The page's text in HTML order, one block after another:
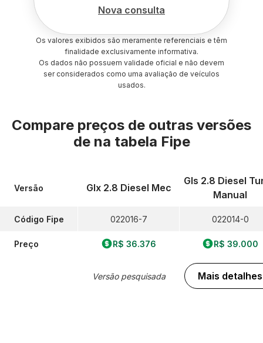
Nova consulta
Os valores exibidos são meramente referenciais e têm
finalidade exclusivamente informativa.
Os dados não possuem validade oficial e não devem
ser considerados como uma avaliação de veículos
usados.
Compare preços de outras versões
de na tabela Fipe
Versão
Código Fipe
Preço
Glx 2.8 Diesel Mec
022016-7
R$ 36.376
Versão pesquisada
Gls 2.8 Diesel
Manual
022014-0
R$ 39.000
Mais detalhes